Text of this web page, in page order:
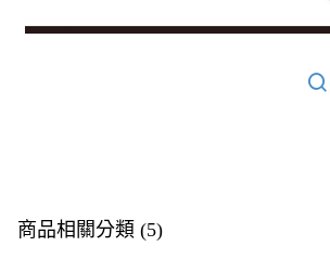
商品相關分類 (5)